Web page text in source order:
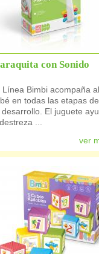
con Sonido
Línea Bimbi acompaña al
en todas las etapas de
desarrollo. El juguete
...
ver